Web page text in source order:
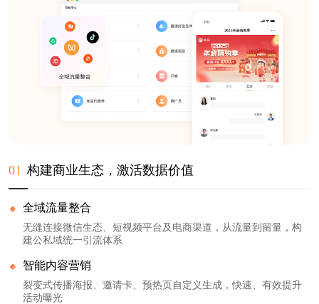
01 构建商业生态，激活数据价值
全域流量整合
无缝连接微信生态、短视频平台及电商渠道，从流量到留量，构
建公私域统一引流体系
智能内容营销
裂变式传播海报、邀请卡、预热页自定义生成，快速、有效提升
活动曝光